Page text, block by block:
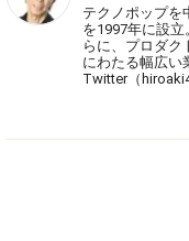
テクノポップを
を1997年に設
らに、プロダク
にわたる幅広い
Twitter（